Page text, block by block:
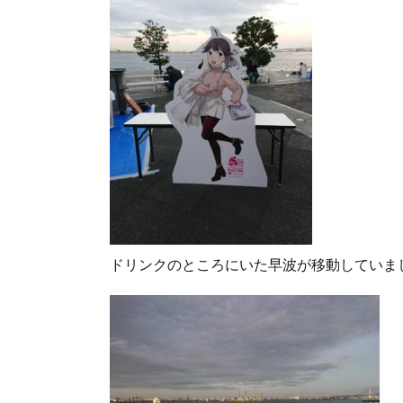
ドリンクのところにいた早波が移動していま